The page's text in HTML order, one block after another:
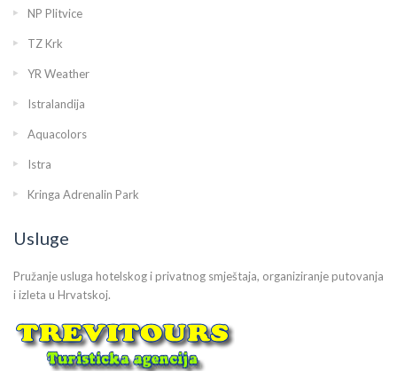
NP Plitvice
TZ Krk
YR Weather
Istralandija
Aquacolors
Istra
Kringa Adrenalin Park
Usluge
Pružanje usluga hotelskog i privatnog smještaja, organiziranje putovanja
i izleta u Hrvatskoj.